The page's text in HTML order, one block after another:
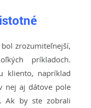
zrozumiteľnejší,
príkladoch.
kliento, napríklad
nej aj dátove pole
Ak by ste zobrali